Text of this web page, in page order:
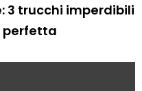
3 trucchi imperdibili
perfetta